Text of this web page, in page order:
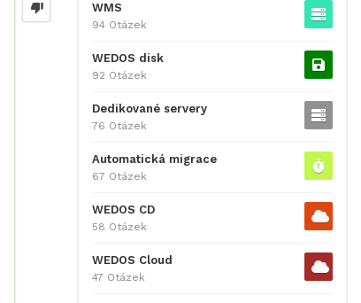
WMS
94 Otázek
WEDOS disk
92 Otázek
Dedikované servery
76 Otázek
Automatická migrace
67 Otázek
WEDOS CD
58 Otázek
WEDOS Cloud
47 Otázek